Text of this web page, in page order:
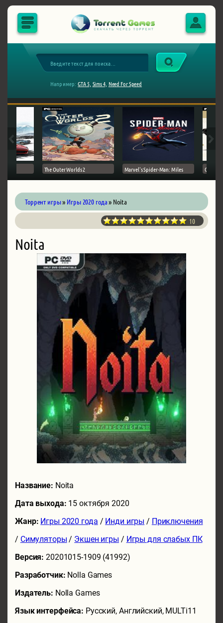
Например: GTA 5, Sims 4, Need For Speed
The Outer Worlds 2 Marvel's Spider-Man: Miles Ghost
Торрент игры» Игры 2020 года» Noita
10
Noita
Название: Noita
Дата выхода: 15 октября 2020
Жанр: Игры 2020 года / Инди игры / Приключения
/ Симуляторы / Экшен игры / Игры для слабых ПК
Версия:20201015-1909 (41992)
Разработчик: Nolla Games
Издатель: Nolla Games
Язык интерфейса: Русский, Английский, MULTi11